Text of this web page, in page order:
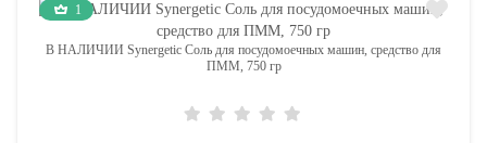
1
В НАЛИЧИИ Synergetic Соль для посудомоечных машин, средство для
ПММ, 750 гр